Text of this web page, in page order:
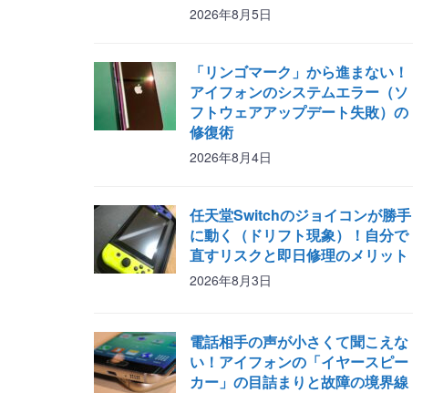
2026年8月5日
「リンゴマーク」から進まない！
アイフォンのシステムエラー（ソ
フトウェアアップデート失敗）の
修復術
2026年8月4日
任天堂Switchのジョイコンが勝手
に動く（ドリフト現象）！自分で
直すリスクと即日修理のメリット
2026年8月3日
電話相手の声が小さくて聞こえな
い！アイフォンの「イヤースピー
カー」の目詰まりと故障の境界線